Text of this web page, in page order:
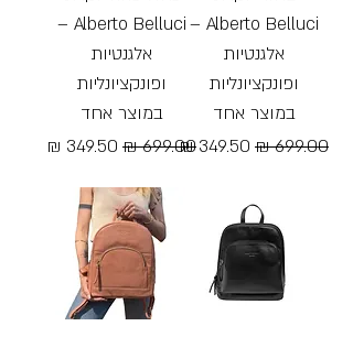
Alberto Belluci –
אלגנטיות
ופונקציונליות
במוצר אחד
מחיר רגיל מחיר מבצע
Alberto Belluci –
אלגנטיות
ופונקציונליות
במוצר אחד
מחיר רגיל מחיר מבצע